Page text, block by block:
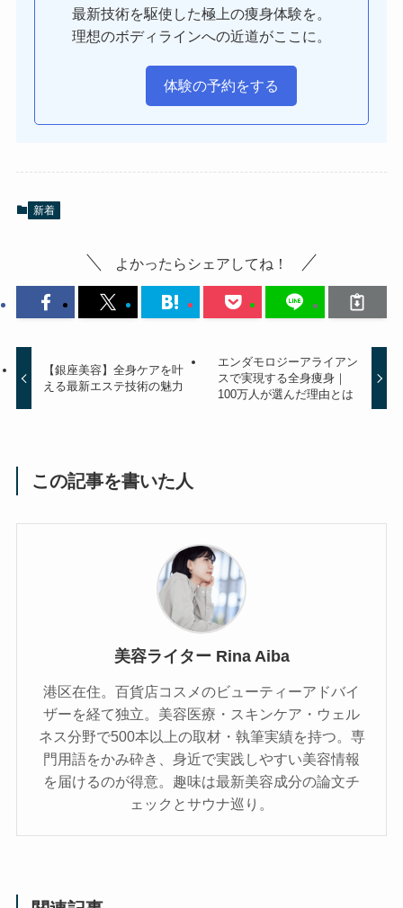
最新技術を駆使した極上の痩身体験を。
理想のボディラインへの近道がここに。
体験の予約をする
新着
よかったらシェアしてね！
【銀座美容】全身ケアを叶
える最新エステ技術の魅力
エンダモロジーアライアン
スで実現する全身痩身｜
100万人が選んだ理由とは
この記事を書いた人
美容ライター Rina Aiba
港区在住。百貨店コスメのビューティーアドバイ
ザーを経て独立。美容医療・スキンケア・ウェル
ネス分野で500本以上の取材・執筆実績を持つ。専
門用語をかみ砕き、⾝近で実践しやすい美容情報
を届けるのが得意。趣味は最新美容成分の論文チ
ェックとサウナ巡り。